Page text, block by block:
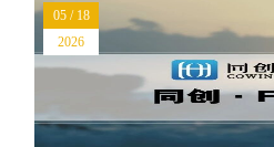
05 / 18
2026